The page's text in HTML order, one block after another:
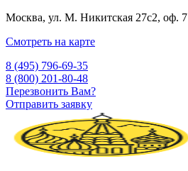
Москва, ул. М. Никитская 27с2, оф. 7
Смотреть на карте
8 (495) 796-69-35
8 (800) 201-80-48
Перезвонить Вам?
Отправить заявку